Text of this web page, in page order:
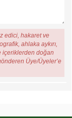
edici, hakaret ve
ahlaka aykırı,
içeriklerden doğan
Üye/Üyeler’e